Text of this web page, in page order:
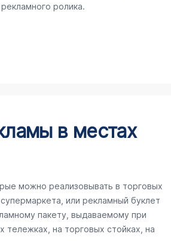
ролика.
в местах
можно реализовывать в торговых
или рекламный буклет
пакету, выдаваемому при
тележках, на торговых стойках, на